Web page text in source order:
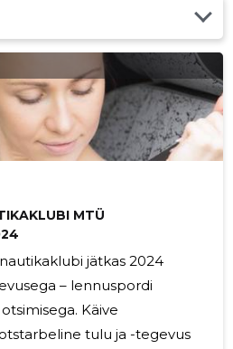
MTÜ
jätkas 2024
– lennuspordi
Käive
tulu ja -tegevus